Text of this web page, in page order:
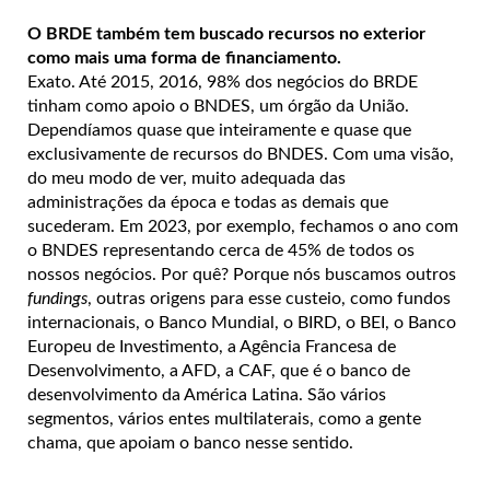
O BRDE também tem buscado recursos no exterior
como mais uma forma de financiamento.
Exato. Até 2015, 2016, 98% dos negócios do BRDE
tinham como apoio o BNDES, um órgão da União.
Dependíamos quase que inteiramente e quase que
exclusivamente de recursos do BNDES. Com uma visão,
do meu modo de ver, muito adequada das
administrações da época e todas as demais que
sucederam. Em 2023, por exemplo, fechamos o ano com
o BNDES representando cerca de 45% de todos os
nossos negócios. Por quê? Porque nós buscamos outros
fundings, outras origens para esse custeio, como fundos
internacionais, o Banco Mundial, o BIRD, o BEI, o Banco
Europeu de Investimento, a Agência Francesa de
Desenvolvimento, a AFD, a CAF, que é o banco de
desenvolvimento da América Latina. São vários
segmentos, vários entes multilaterais, como a gente
chama, que apoiam o banco nesse sentido.